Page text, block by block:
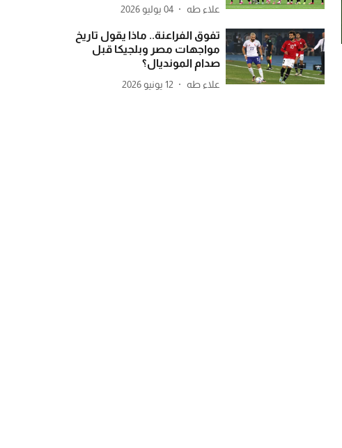
علاء طه 04 يوليو 2026
تفوق الفراعنة.. ماذا يقول تاريخ
مواجهات مصر وبلجيكا قبل
صدام المونديال؟
علاء طه 12 يونيو 2026